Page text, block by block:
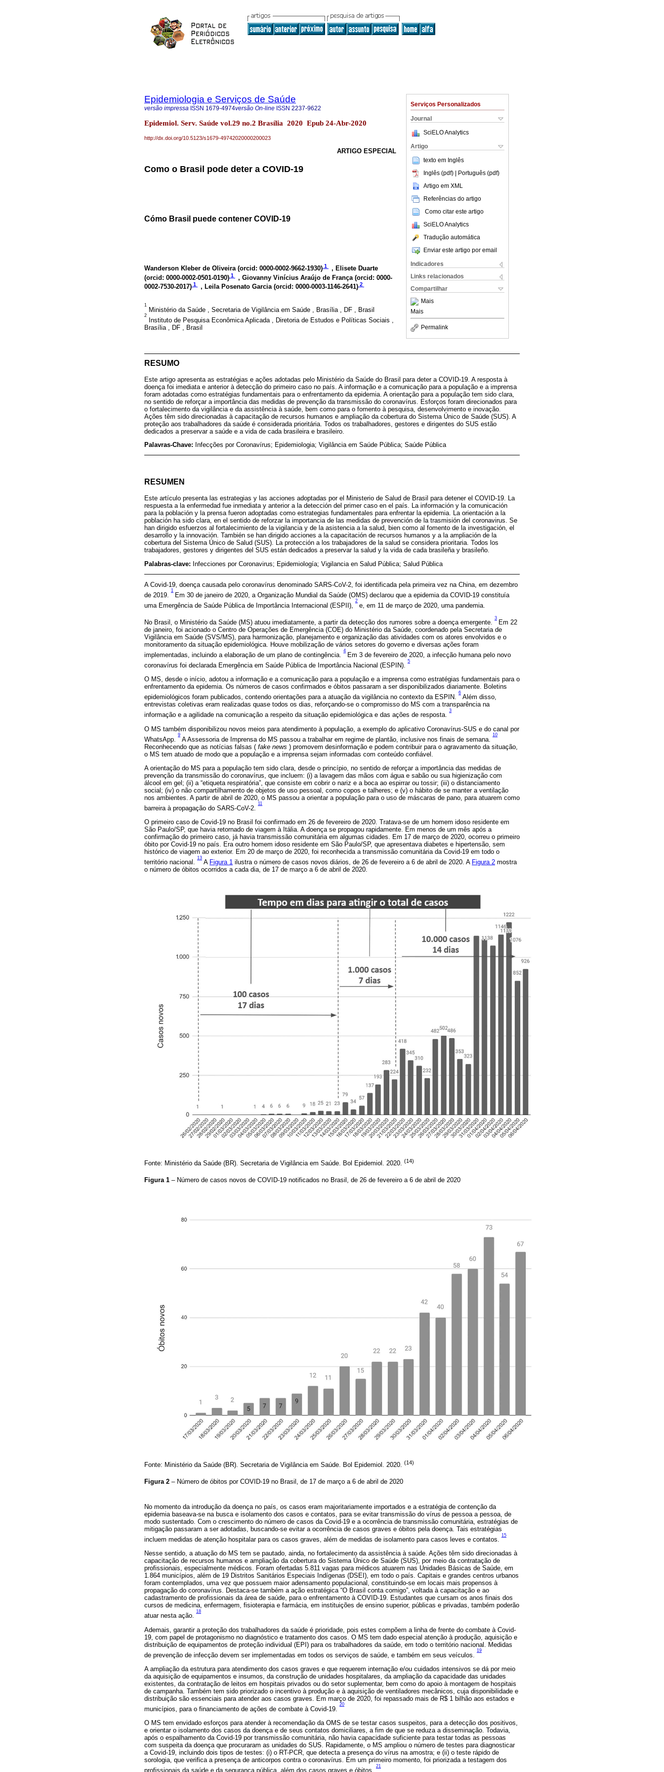
Serviços Personalizados
Journal
SciELO Analytics
Artigo
texto em Inglês
Inglês (pdf) | Português (pdf)
Artigo em XML
Referências do artigo
Como citar este artigo
SciELO Analytics
Tradução automática
Enviar este artigo por email
Indicadores
Links relacionados
Compartilhar
Mais
Mais
Permalink
Epidemiologia e Serviços de Saúde
versão impressa ISSN 1679-4974versão On-line ISSN 2237-9622
Epidemiol. Serv. Saúde vol.29 no.2 Brasília 2020 Epub 24-Abr-2020
http://dx.doi.org/10.5123/s1679-49742020000200023
ARTIGO ESPECIAL
Como o Brasil pode deter a COVID-19
Cómo Brasil puede contener COVID-19
Wanderson Kleber de Oliveira (orcid: 0000-0002-9662-1930) 1
, Elisete Duarte
(orcid: 0000-0002-0501-0190) 1 , Giovanny Vinícius Araújo de França (orcid: 0000-
0002-7530-2017) 1 , Leila Posenato Garcia (orcid: 0000-0003-1146-2641) 2
1
Ministério da Saúde , Secretaria de Vigilância em Saúde , Brasília , DF , Brasil
2
Instituto de Pesquisa Econômica Aplicada , Diretoria de Estudos e Políticas Sociais ,
Brasília , DF , Brasil
RESUMO
Este artigo apresenta as estratégias e ações adotadas pelo Ministério da Saúde do Brasil para deter a COVID-19. A resposta à
doença foi imediata e anterior à detecção do primeiro caso no país. A informação e a comunicação para a população e a imprensa
foram adotadas como estratégias fundamentais para o enfrentamento da epidemia. A orientação para a população tem sido clara,
no sentido de reforçar a importância das medidas de prevenção da transmissão do coronavírus. Esforços foram direcionados para
o fortalecimento da vigilância e da assistência à saúde, bem como para o fomento à pesquisa, desenvolvimento e inovação.
Ações têm sido direcionadas à capacitação de recursos humanos e ampliação da cobertura do Sistema Único de Saúde (SUS). A
proteção aos trabalhadores da saúde é considerada prioritária. Todos os trabalhadores, gestores e dirigentes do SUS estão
dedicados a preservar a saúde e a vida de cada brasileira e brasileiro.
Palavras-Chave: Infecções por Coronavírus; Epidemiologia; Vigilância em Saúde Pública; Saúde Pública
RESUMEN
Este artículo presenta las estrategias y las acciones adoptadas por el Ministerio de Salud de Brasil para detener el COVID-19. La
respuesta a la enfermedad fue inmediata y anterior a la detección del primer caso en el país. La información y la comunicación
para la población y la prensa fueron adoptadas como estrategias fundamentales para enfrentar la epidemia. La orientación a la
población ha sido clara, en el sentido de reforzar la importancia de las medidas de prevención de la trasmisión del coronavirus. Se
han dirigido esfuerzos al fortalecimiento de la vigilancia y de la asistencia a la salud, bien como al fomento de la investigación, el
desarrollo y la innovación. También se han dirigido acciones a la capacitación de recursos humanos y a la ampliación de la
cobertura del Sistema Único de Salud (SUS). La protección a los trabajadores de la salud se considera prioritaria. Todos los
trabajadores, gestores y dirigentes del SUS están dedicados a preservar la salud y la vida de cada brasileña y brasileño.
Palabras-clave: Infecciones por Coronavirus; Epidemiología; Vigilancia en Salud Pública; Salud Pública
A Covid-19, doença causada pelo coronavírus denominado SARS-CoV-2, foi identificada pela primeira vez na China, em dezembro
de 2019.
1
Em 30 de janeiro de 2020, a Organização Mundial da Saúde (OMS) declarou que a epidemia da COVID-19 constituía
uma Emergência de Saúde Pública de Importância Internacional (ESPII),
2
e, em 11 de março de 2020, uma pandemia.
No Brasil, o Ministério da Saúde (MS) atuou imediatamente, a partir da detecção dos rumores sobre a doença emergente.
3
Em 22
de janeiro, foi acionado o Centro de Operações de Emergência (COE) do Ministério da Saúde, coordenado pela Secretaria de
Vigilância em Saúde (SVS/MS), para harmonização, planejamento e organização das atividades com os atores envolvidos e o
monitoramento da situação epidemiológica. Houve mobilização de vários setores do governo e diversas ações foram
implementadas, incluindo a elaboração de um plano de contingência.
4
Em 3 de fevereiro de 2020, a infecção humana pelo novo
coronavírus foi declarada Emergência em Saúde Pública de Importância Nacional (ESPIN).
5
O MS, desde o início, adotou a informação e a comunicação para a população e a imprensa como estratégias fundamentais para o
enfrentamento da epidemia. Os números de casos confirmados e óbitos passaram a ser disponibilizados diariamente. Boletins
epidemiológicos foram publicados, contendo orientações para a atuação da vigilância no contexto da ESPIN.
6
Além disso,
entrevistas coletivas eram realizadas quase todos os dias, reforçando-se o compromisso do MS com a transparência na
informação e a agilidade na comunicação a respeito da situação epidemiológica e das ações de resposta.
3
O MS também disponibilizou novos meios para atendimento à população, a exemplo do aplicativo Coronavírus-SUS e do canal por
WhatsApp.
9
A Assessoria de Imprensa do MS passou a trabalhar em regime de plantão, inclusive nos finais de semana.
10
Reconhecendo que as notícias falsas ( fake news ) promovem desinformação e podem contribuir para o agravamento da situação,
o MS tem atuado de modo que a população e a imprensa sejam informadas com conteúdo confiável.
A orientação do MS para a população tem sido clara, desde o princípio, no sentido de reforçar a importância das medidas de
prevenção da transmissão do coronavírus, que incluem: (i) a lavagem das mãos com água e sabão ou sua higienização com
álcool em gel; (ii) a “etiqueta respiratória”, que consiste em cobrir o nariz e a boca ao espirrar ou tossir; (iii) o distanciamento
social; (iv) o não compartilhamento de objetos de uso pessoal, como copos e talheres; e (v) o hábito de se manter a ventilação
nos ambientes. A partir de abril de 2020, o MS passou a orientar a população para o uso de máscaras de pano, para atuarem como
barreira à propagação do SARS-CoV-2.
11
O primeiro caso de Covid-19 no Brasil foi confirmado em 26 de fevereiro de 2020. Tratava-se de um homem idoso residente em
São Paulo/SP, que havia retornado de viagem à Itália. A doença se propagou rapidamente. Em menos de um mês após a
confirmação do primeiro caso, já havia transmissão comunitária em algumas cidades. Em 17 de março de 2020, ocorreu o primeiro
óbito por Covid-19 no país. Era outro homem idoso residente em São Paulo/SP, que apresentava diabetes e hipertensão, sem
histórico de viagem ao exterior. Em 20 de março de 2020, foi reconhecida a transmissão comunitária da Covid-19 em todo o
território nacional.
13
A Figura 1 ilustra o número de casos novos diários, de 26 de fevereiro a 6 de abril de 2020. A Figura 2 mostra
o número de óbitos ocorridos a cada dia, de 17 de março a 6 de abril de 2020.
Fonte: Ministério da Saúde (BR). Secretaria de Vigilância em Saúde. Bol Epidemiol. 2020. (14)
Figura 1 – Número de casos novos de COVID-19 notificados no Brasil, de 26 de fevereiro a 6 de abril de 2020
Fonte: Ministério da Saúde (BR). Secretaria de Vigilância em Saúde. Bol Epidemiol. 2020. (14)
Figura 2 – Número de óbitos por COVID-19 no Brasil, de 17 de março a 6 de abril de 2020
No momento da introdução da doença no país, os casos eram majoritariamente importados e a estratégia de contenção da
epidemia baseava-se na busca e isolamento dos casos e contatos, para se evitar transmissão do vírus de pessoa a pessoa, de
modo sustentado. Com o crescimento do número de casos da Covid-19 e a ocorrência de transmissão comunitária, estratégias de
mitigação passaram a ser adotadas, buscando-se evitar a ocorrência de casos graves e óbitos pela doença. Tais estratégias
incluem medidas de atenção hospitalar para os casos graves, além de medidas de isolamento para casos leves e contatos.
15
Nesse sentido, a atuação do MS tem se pautado, ainda, no fortalecimento da assistência à saúde. Ações têm sido direcionadas à
capacitação de recursos humanos e ampliação da cobertura do Sistema Único de Saúde (SUS), por meio da contratação de
profissionais, especialmente médicos. Foram ofertadas 5.811 vagas para médicos atuarem nas Unidades Básicas de Saúde, em
1.864 municípios, além de 19 Distritos Sanitários Especiais Indígenas (DSEI), em todo o país. Capitais e grandes centros urbanos
foram contemplados, uma vez que possuem maior adensamento populacional, constituindo-se em locais mais propensos à
propagação do coronavírus. Destaca-se também a ação estratégica “O Brasil conta comigo”, voltada à capacitação e ao
cadastramento de profissionais da área de saúde, para o enfrentamento à COVID-19. Estudantes que cursam os anos finais dos
cursos de medicina, enfermagem, fisioterapia e farmácia, em instituições de ensino superior, públicas e privadas, também poderão
atuar nesta ação.
18
Ademais, garantir a proteção dos trabalhadores da saúde é prioridade, pois estes compõem a linha de frente do combate à Covid-
19, com papel de protagonismo no diagnóstico e tratamento dos casos. O MS tem dado especial atenção à produção, aquisição e
distribuição de equipamentos de proteção individual (EPI) para os trabalhadores da saúde, em todo o território nacional. Medidas
de prevenção de infecção devem ser implementadas em todos os serviços de saúde, e também em seus veículos.
19
A ampliação da estrutura para atendimento dos casos graves e que requerem internação e/ou cuidados intensivos se dá por meio
da aquisição de equipamentos e insumos, da construção de unidades hospitalares, da ampliação da capacidade das unidades
existentes, da contratação de leitos em hospitais privados ou do setor suplementar, bem como do apoio à montagem de hospitais
de campanha. Também tem sido priorizado o incentivo à produção e à aquisição de ventiladores mecânicos, cuja disponibilidade e
distribuição são essenciais para atender aos casos graves. Em março de 2020, foi repassado mais de R$ 1 bilhão aos estados e
municípios, para o financiamento de ações de combate à Covid-19.
20
O MS tem envidado esforços para atender à recomendação da OMS de se testar casos suspeitos, para a detecção dos positivos,
e orientar o isolamento dos casos da doença e de seus contatos domiciliares, a fim de que se reduza a disseminação. Todavia,
após o espalhamento da Covid-19 por transmissão comunitária, não havia capacidade suficiente para testar todas as pessoas
com suspeita da doença que procuraram as unidades do SUS. Rapidamente, o MS ampliou o número de testes para diagnosticar
a Covid-19, incluindo dois tipos de testes: (i) o RT-PCR, que detecta a presença do vírus na amostra; e (ii) o teste rápido de
sorologia, que verifica a presença de anticorpos contra o coronavírus. Em um primeiro momento, foi priorizada a testagem dos
profissionais da saúde e da segurança pública, além dos casos graves e óbitos.
21